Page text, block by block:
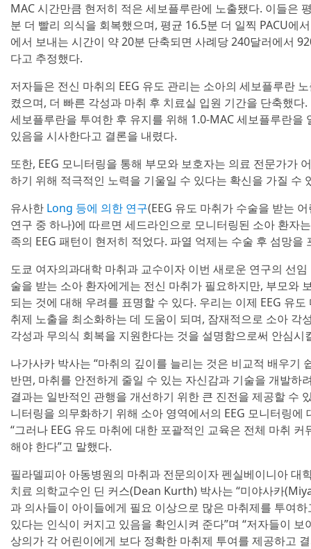
MAC 시간만큼 현저히 적은 세보플루란에 노출됐다. 이들은
분 더 빨리 의식을 회복했으며, 평균 16.5분 더 일찍 PACU에
에서 보내는 시간이 약 20분 단축되면 사례당 240달러에서
다고 추정했다.
저자들은 전신 마취의 EEG 유도 관리는 소아의 세보플루란
켰으며, 더 빠른 각성과 마취 후 치료실 입원 기간을 단축했
세보플루란을 투여한 후 유지를 위해 1.0-MAC 세보플루란을
있음을 시사한다고 결론을 내렸다.
또한, EEG 모니터링을 통해 부모와 보호자는 의료 전문가가
하기 위해 적극적인 노력을 기울일 수 있다는 확신을 가질 수
유사한 Long 등에 의한 연구(EEG 유도 마취가 수술을 받는
연구 중 하나)에 따르면 세드라인으로 모니터링된 소아 환자
족의 EEG 패턴이 현저히 적었다. 파열 억제는 수술 후 섬망
도쿄 여자의과대학 마취과 교수이자 이번 새로운 연구의 선
술을 받는 소아 환자에게는 전신 마취가 필요하지만, 부모와
되는 것에 대해 우려를 표명할 수 있다. 우리는 이제 EEG 유
취제 노출을 최소화하는 데 도움이 되며, 잠재적으로 소아 각
각성과 무의식 회복을 지원한다는 것을 설명함으로써 안심시
나가사카 박사는 “마취의 깊이를 늘리는 것은 비교적 배우기
반면, 마취를 안전하게 줄일 수 있는 자신감과 기술을 개발하
결과는 일반적인 관행을 개선하기 위한 큰 진전을 제공할 수
니터링을 의무화하기 위해 소아 영역에서의 EEG 모니터링에
“그러나 EEG 유도 마취에 대한 포괄적인 교육은 전체 마취
해야 한다”고 말했다.
필라델피아 아동병원의 마취과 전문의이자 펜실베이니아 대
치료 의학교수인 딘 커스(Dean Kurth) 박사는 “미야사카
과 의사들이 아이들에게 필요 이상으로 많은 마취제를 투여
있다는 인식이 커지고 있음을 확인시켜 준다”며 “저자들이
상의가 각 어린이에게 보다 정확한 마취제 투여를 제공하고